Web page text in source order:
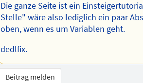
Die ganze Seite ist ein
Stelle" wäre also lediglich ein paar
oben, wenn es um Variablen geht.
dedlfix.
Beitrag melden